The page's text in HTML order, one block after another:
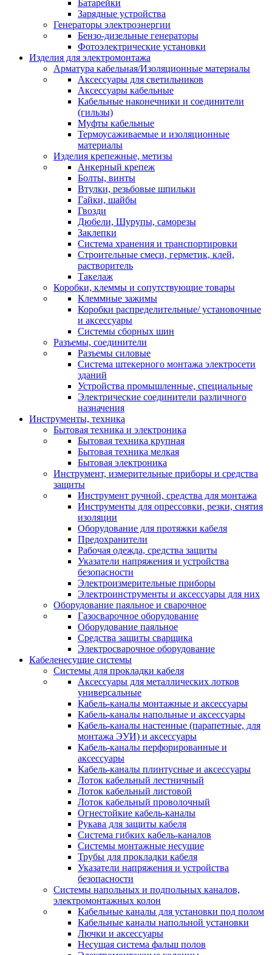
Батарейки
Зарядные устройства
Генераторы электроэнергии
Бензо-дизельные генераторы
Фотоэлектрические установки
Изделия для электромонтажа
Арматура кабельная/Изоляционные материалы
Аксессуары для светильников
Аксессуары кабельные
Кабельные наконечники и соединители
(гильзы)
Муфты кабельные
Термоусаживаемые и изоляционные
материалы
Изделия крепежные, метизы
Анкерный крепеж
Болты, винты
Втулки, резьбовые шпильки
Гайки, шайбы
Гвозди
Дюбели, Шурупы, саморезы
Заклепки
Система хранения и транспортировки
Строительные смеси, герметик, клей,
растворитель
Такелаж
Коробки, клеммы и сопутствующие товары
Клеммные зажимы
Коробки распределительные/ установочные
и аксессуары
Системы сборных шин
Разъемы, соединители
Разъемы силовые
Система штекерного монтажа электросети
зданий
Устройства промышленные, специальные
Электрические соединители различного
назначения
Инструменты, техника
Бытовая техника и электроника
Бытовая техника крупная
Бытовая техника мелкая
Бытовая электроника
Инструмент, измерительные приборы и средства
защиты
Инструмент ручной, средства для монтажа
Инструменты для опрессовки, резки, снятия
изоляции
Оборудование для протяжки кабеля
Предохранители
Рабочая одежда, средства защиты
Указатели напряжения и устройства
безопасности
Электроизмерительные приборы
Электроинструменты и аксессуары для них
Оборудование паяльное и сварочное
Газосварочное оборудование
Оборудование паяльное
Средства защиты сварщика
Электросварочное оборудование
Кабеленесущие системы
Системы для прокладки кабеля
Аксессуары для металлических лотков
универсальные
Кабель-каналы монтажные и аксессуары
Кабель-каналы напольные и аксессуары
Кабель-каналы настенные (парапетные, для
монтажа ЭУИ) и аксессуары
Кабель-каналы перфорированные и
аксессуары
Кабель-каналы плинтусные и аксессуары
Лоток кабельный лестничный
Лоток кабельный листовой
Лоток кабельный проволочный
Огнестойкие кабель-каналы
Рукава для защиты кабеля
Система гибких кабель-каналов
Системы монтажные несущие
Трубы для прокладки кабеля
Указатели напряжения и устройства
безопасности
Системы напольных и подпольных каналов,
электромонтажных колон
Кабельные каналы для установки под полом
Кабельные каналы напольной установки
Лючки и аксессуары
Несущая система фальш полов